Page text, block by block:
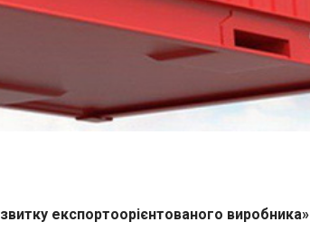
експортоорієнтованого виробника»